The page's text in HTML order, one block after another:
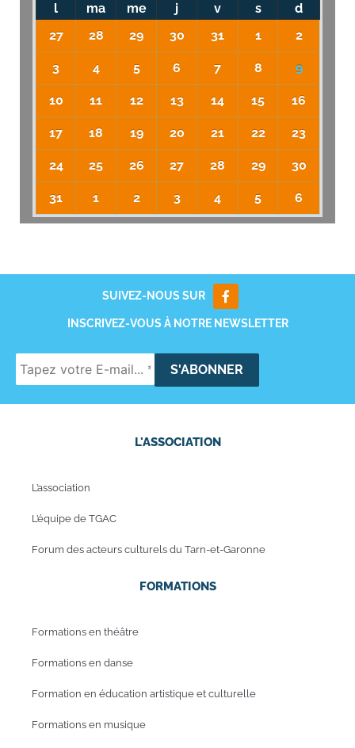
l
ma me j v s
d
27
28 29 30 31 1 2
3 4 5 6 7 8 9
10 11 12 13 14 15 16
17 18 19 20 21 22 23
24 25 26 27 28 29 30
31 1 2 3 4 5 6
SUIVEZ-NOUS SUR
INSCRIVEZ-VOUS À NOTRE NEWSLETTER
L'ASSOCIATION
L’association
L’équipe de TGAC
Forum des acteurs culturels du Tarn-et-Garonne
FORMATIONS
Formations en théâtre
Formations en danse
Formation en éducation artistique et culturelle
Formations en musique